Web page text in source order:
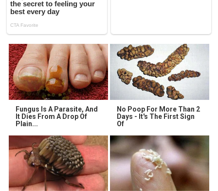
Fungus Is A Parasite, And
It Dies From A Drop Of
Plain...
No Poop For More Than 2
Days - It's The First Sign
Of